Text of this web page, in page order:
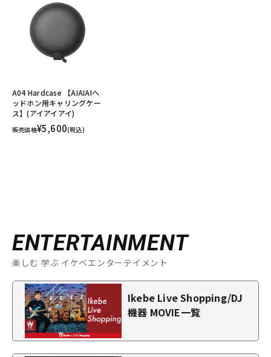
A04 Hardcase 【AIAIAIヘ
ッドホン用キャリングケー
ス】(アイアイアイ)
販売価格¥5,600(税込)
ENTERTAINMENT
楽しむ 学ぶ イケベエンターテイメント
Ikebe Live Shopping/DJ
機器 MOVIE一覧